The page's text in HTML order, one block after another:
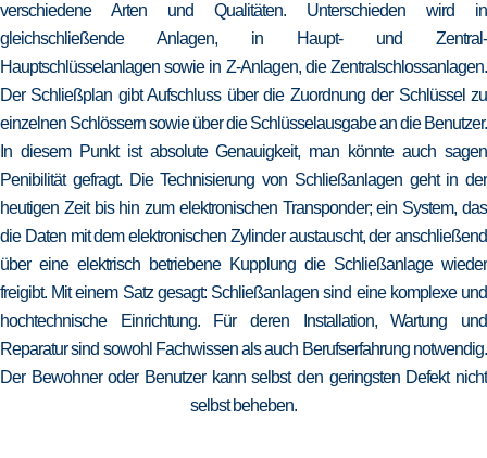
verschiedene Arten und Qualitäten. Unterschieden wird in
gleichschließende Anlagen, in Haupt- und Zentral-
Hauptschlüsselanlagen sowie in Z-Anlagen, die Zentralschlossanlagen.
Der Schließplan gibt Aufschluss über die Zuordnung der Schlüssel zu
einzelnen Schlössern sowie über die Schlüsselausgabe an die Benutzer.
In diesem Punkt ist absolute Genauigkeit, man könnte auch sagen
Penibilität gefragt. Die Technisierung von Schließanlagen geht in der
heutigen Zeit bis hin zum elektronischen Transponder; ein System, das
die Daten mit dem elektronischen Zylinder austauscht, der anschließend
über eine elektrisch betriebene Kupplung die Schließanlage wieder
freigibt. Mit einem Satz gesagt: Schließanlagen sind eine komplexe und
hochtechnische Einrichtung. Für deren Installation, Wartung und
Reparatur sind sowohl Fachwissen als auch Berufserfahrung notwendig.
Der Bewohner oder Benutzer kann selbst den geringsten Defekt nicht
selbst beheben.